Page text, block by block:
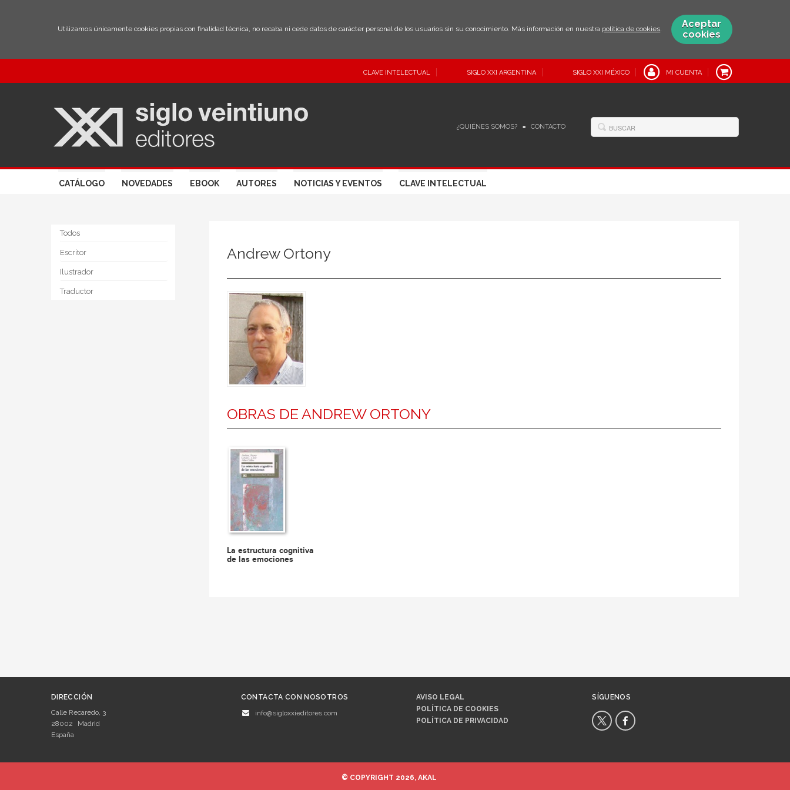
Utilizamos únicamente cookies propias con finalidad técnica, no recaba ni cede datos de carácter personal de los usuarios sin su conocimiento. Más información en nuestra política de cookies.
Aceptar
cookies
CLAVE INTELECTUAL SIGLO XXI ARGENTINA SIGLO XXI MÉXICO MI CUENTA
¿QUIÉNES SOMOS? CONTACTO
CATÁLOGO NOVEDADES EBOOK AUTORES NOTICIAS Y EVENTOS CLAVE INTELECTUAL
Todos
Escritor
Ilustrador
Traductor
Andrew Ortony
OBRAS DE ANDREW ORTONY
La estructura cognitiva
de las emociones
DIRECCIÓN
Calle Recaredo, 3
28002
Madrid
España
CONTACTA CON NOSOTROS
info@sigloxxieditores.com
AVISO LEGAL
POLÍTICA DE COOKIES
POLÍTICA DE PRIVACIDAD
SÍGUENOS
© COPYRIGHT 2026, AKAL